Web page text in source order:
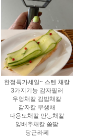
한정특가세일~ 스텐 채칼
3가지기능 감자필러
우엉채칼 김밥채칼
감자칼 무생채
다용도채칼 만능채칼
양배추채칼 쏨땀
당근라페